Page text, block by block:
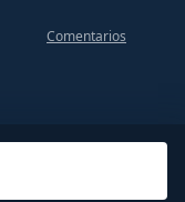
Comentarios